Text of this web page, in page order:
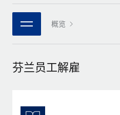
团队的内置核心人力资源功能
连接 新的
使用我们的 MCP 将任何人工
借助核心业务工具简化流程
与我们携手合作
战略技术合作伙伴
Remote Build
核对表和模板
职位描述库
网络研讨会
活动
薪金与人才洞察
Português (Portugal)
日本語
한국어
概览
芬兰员工解雇